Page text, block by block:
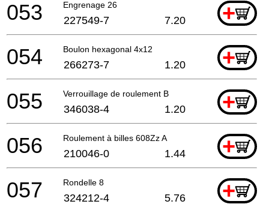
Engrenage 26 +
053 227549-7 7.20
Boulon hexagonal 4x12 +
054 266273-7 1.20
Verrouillage de roulement B +
055 346038-4 1.20
Roulement à billes 608Zz A +
056 210046-0 1.44
Rondelle 8 +
057 324212-4 5.76